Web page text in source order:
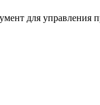
для управления